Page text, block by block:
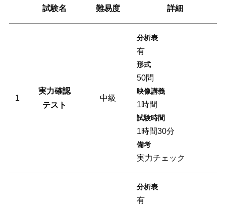
試験名 難易度 詳細
1
実力確認
テスト
中級
分析表
有
形式
50問
映像講義
1時間
試験時間
1時間30分
備考
実力チェック
分析表
有